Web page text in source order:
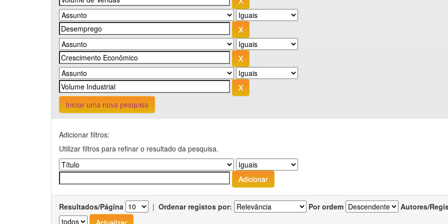
Iniciar uma nova pesquisa
Adicionar filtros:
Utilizar filtros para refinar o resultado da pesquisa.
Resultados/Página | Ordenar registos por: Por ordem Autores/